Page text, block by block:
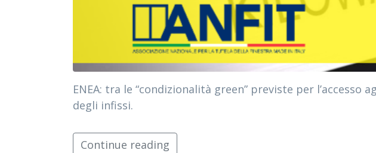
ENEA: tra le “condizionalità green” previste per
degli infissi.
Continue reading